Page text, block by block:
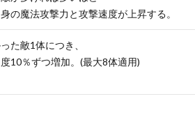
の魔法攻撃力と攻撃速度が上昇する。
た敵1体につき、
10％ずつ増加。(最大8体適用)